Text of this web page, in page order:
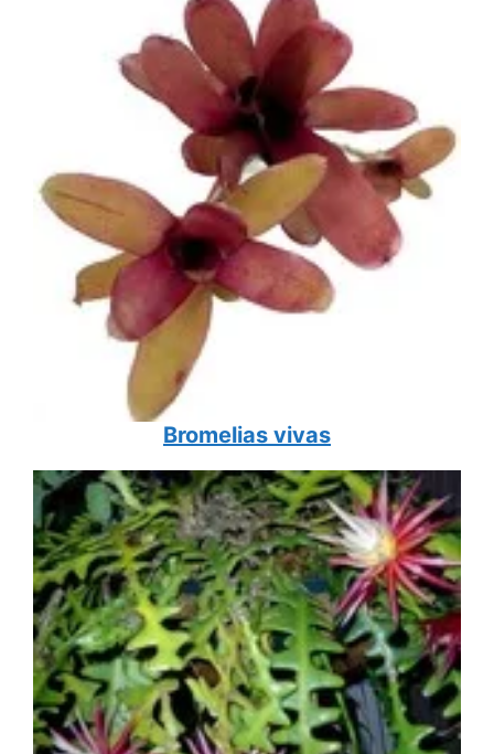
Bromelias vivas